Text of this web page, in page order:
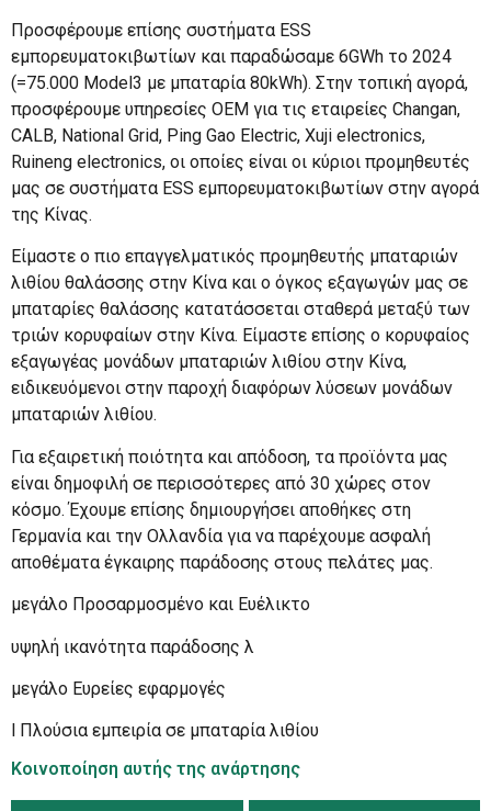
Προσφέρουμε επίσης συστήματα ESS
εμπορευματοκιβωτίων και παραδώσαμε 6GWh το 2024
(=75.000 Model3 με μπαταρία 80kWh). Στην τοπική αγορά,
προσφέρουμε υπηρεσίες OEM για τις εταιρείες Changan,
CALB, National Grid, Ping Gao Electric, Xuji electronics,
Ruineng electronics, οι οποίες είναι οι κύριοι προμηθευτές
μας σε συστήματα ESS εμπορευματοκιβωτίων στην αγορά
της Κίνας.
Είμαστε ο πιο επαγγελματικός προμηθευτής μπαταριών
λιθίου θαλάσσης στην Κίνα και ο όγκος εξαγωγών μας σε
μπαταρίες θαλάσσης κατατάσσεται σταθερά μεταξύ των
τριών κορυφαίων στην Κίνα. Είμαστε επίσης ο κορυφαίος
εξαγωγέας μονάδων μπαταριών λιθίου στην Κίνα,
ειδικευόμενοι στην παροχή διαφόρων λύσεων μονάδων
μπαταριών λιθίου.
Για εξαιρετική ποιότητα και απόδοση, τα προϊόντα μας
είναι δημοφιλή σε περισσότερες από 30 χώρες στον
κόσμο. Έχουμε επίσης δημιουργήσει αποθήκες στη
Γερμανία και την Ολλανδία για να παρέχουμε ασφαλή
αποθέματα έγκαιρης παράδοσης στους πελάτες μας.
μεγάλο Προσαρμοσμένο και Ευέλικτο
υψηλή ικανότητα παράδοσης λ
μεγάλο Ευρείες εφαρμογές
l Πλούσια εμπειρία σε μπαταρία λιθίου
Κοινοποίηση αυτής της ανάρτησης